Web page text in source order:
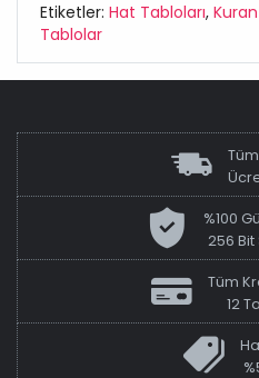
Etiketler: Hat Tabloları,
Tablolar
%100
256 Bit
Tüm
12